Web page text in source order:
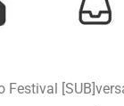
Festival